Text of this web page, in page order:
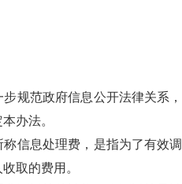
规范政府信息公开法律关系
办法。
信息处理费，是指为了有效
取的费用。